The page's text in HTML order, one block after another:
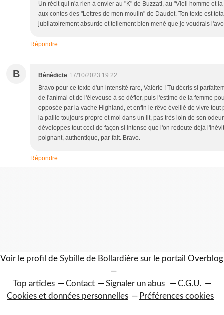
Un récit qui n'a rien à envier au "K" de Buzzati, au "Vieil homme et
aux contes des "Lettres de mon moulin" de Daudet. Ton texte est
jubilatoirement absurde et tellement bien mené que je voudrais
Répondre
B Bénédicte 17/10/2023 19:22
Bravo pour ce texte d'un intensité rare, Valérie ! Tu décris si
de l'animal et de l'éleveuse à se défier, puis l'estime de la femme
opposée par la vache Highland, et enfin le rêve éveillé de vivre tout
la paille toujours propre et moi dans un lit, pas très loin de son
développes tout ceci de façon si intense que l'on redoute déjà
poignant, authentique, par-fait. Bravo.
Répondre
Voir le profil de Sybille de Bollardière sur le portail Overblog
Top articles Contact Signaler un abus
C.G.U.
Cookies et données personnelles
Préférences cookies